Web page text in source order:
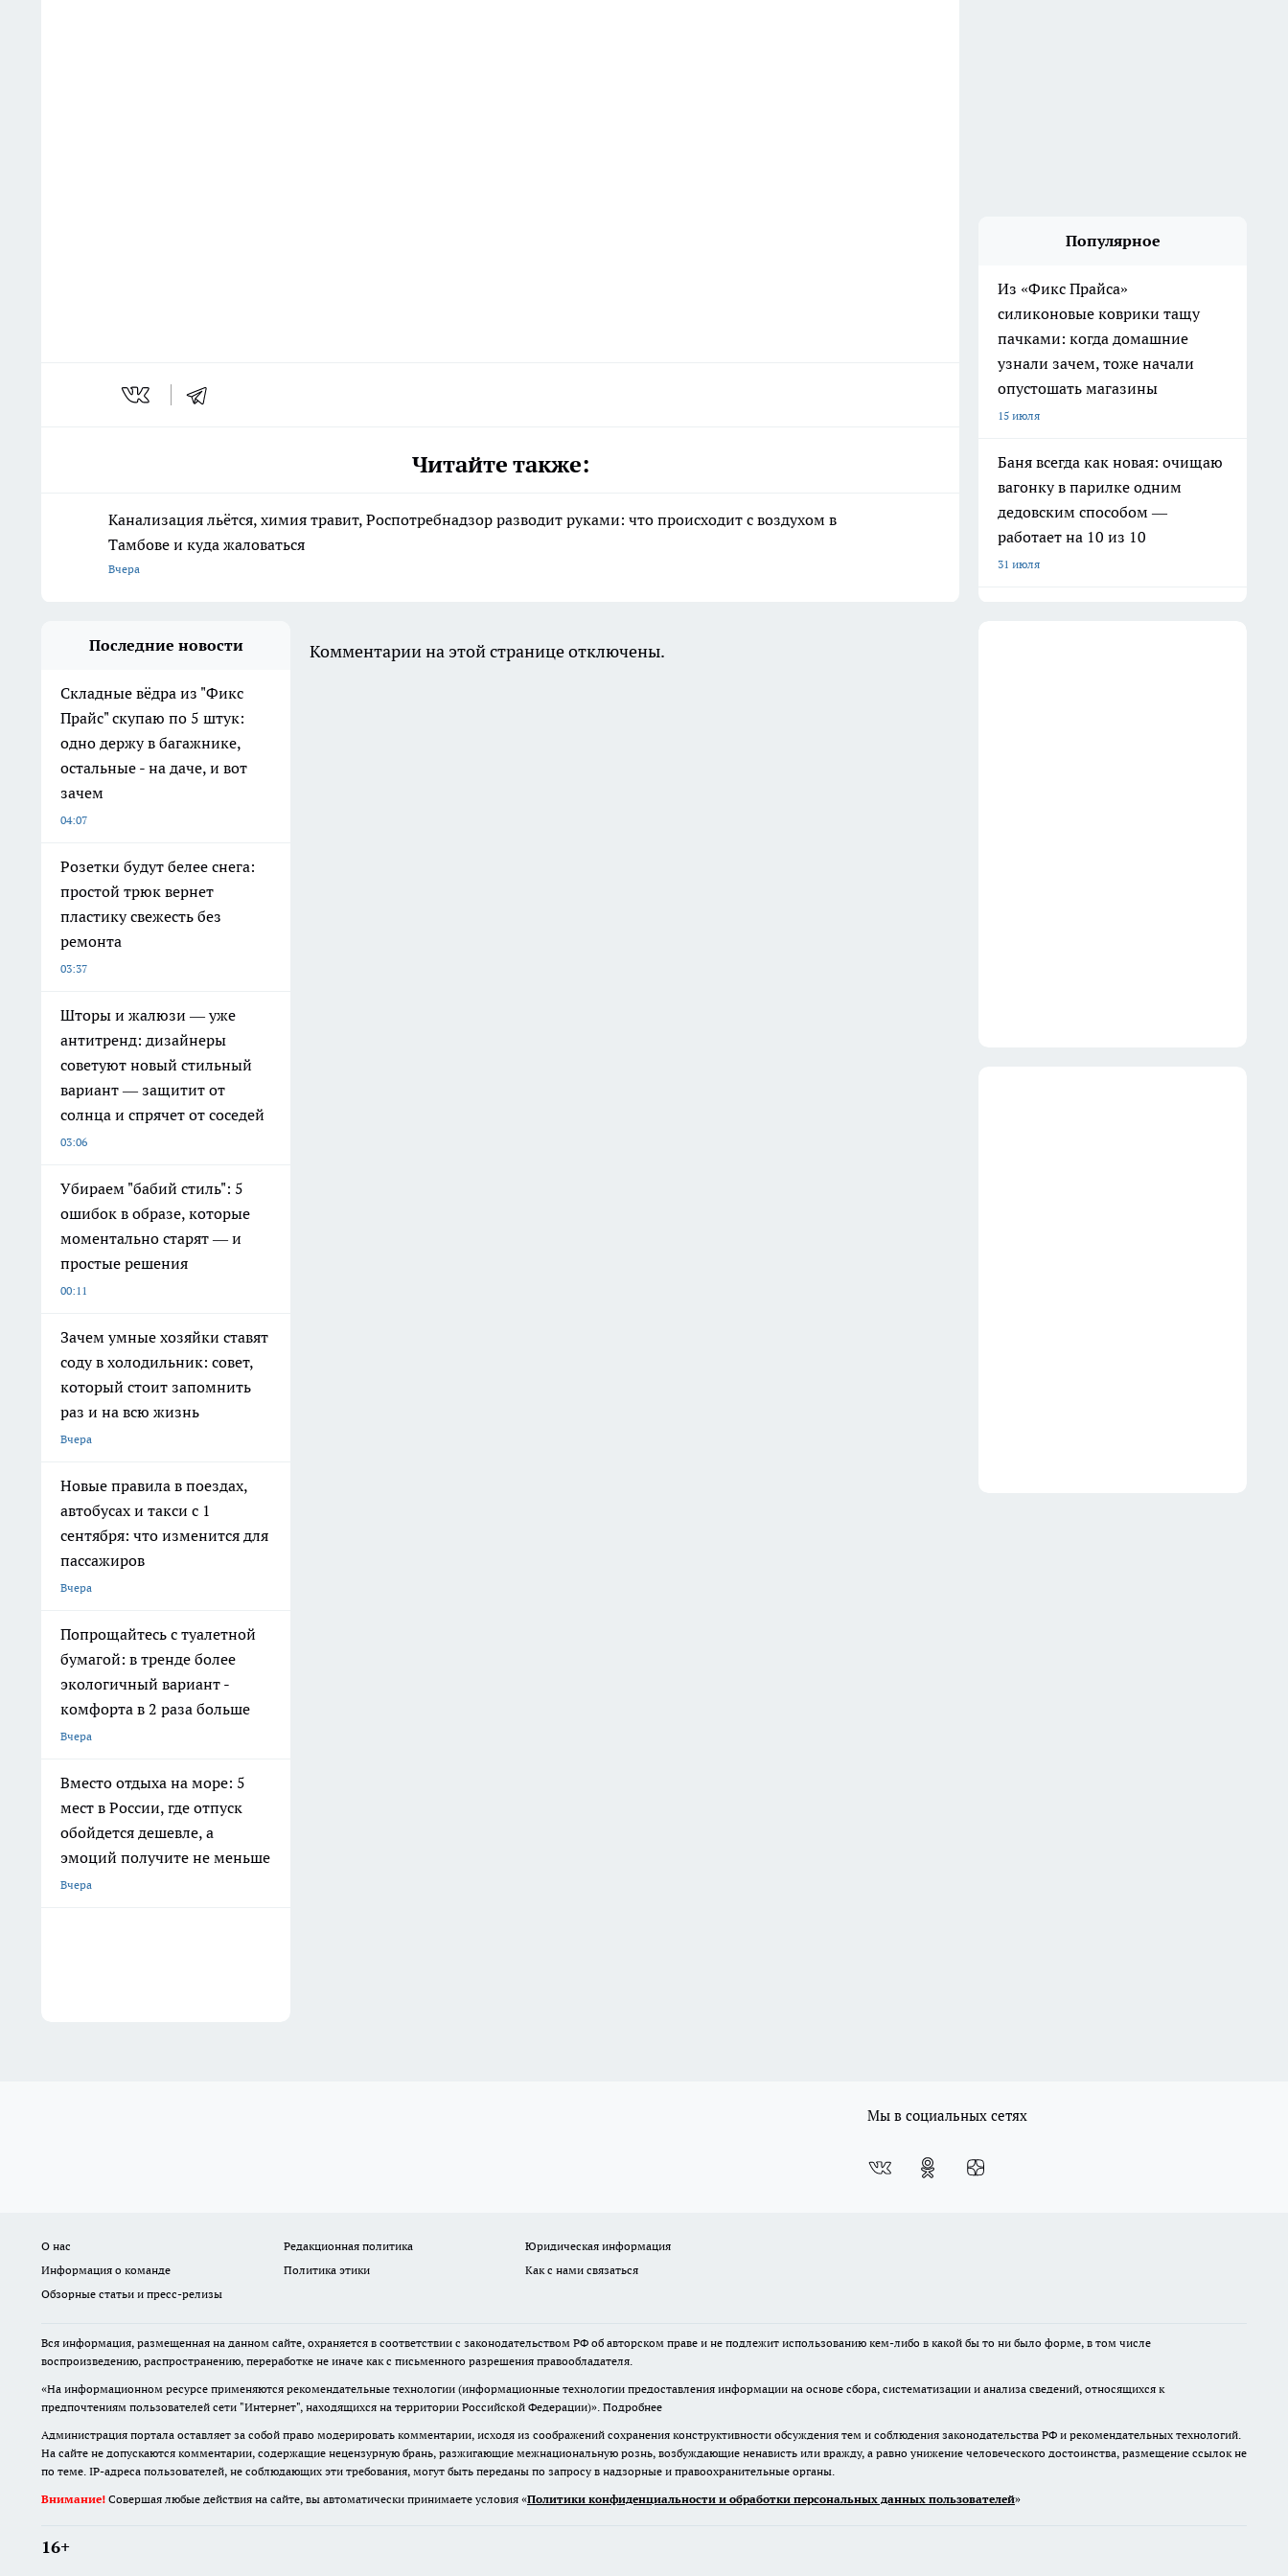
Читайте также:
Канализация льётся, химия травит, Роспотребнадзор разводит руками: что происходит с воздухом в
Тамбове и куда жаловаться
Вчера
Популярное
Из «Фикс Прайса»
силиконовые коврики тащу
пачками: когда домашние
узнали зачем, тоже начали
опустошать магазины
15 июля
Баня всегда как новая: очищаю
вагонку в парилке одним
дедовским способом —
работает на 10 из 10
31 июля
Последние новости
Складные вёдра из "Фикс
Прайс" скупаю по 5 штук:
одно держу в багажнике,
остальные - на даче, и вот
зачем
04:07
Розетки будут белее снега:
простой трюк вернет
пластику свежесть без
ремонта
03:37
Шторы и жалюзи — уже
антитренд: дизайнеры
советуют новый стильный
вариант — защитит от
солнца и спрячет от соседей
03:06
Убираем "бабий стиль": 5
ошибок в образе, которые
моментально старят — и
простые решения
00:11
Зачем умные хозяйки ставят
соду в холодильник: совет,
который стоит запомнить
раз и на всю жизнь
Вчера
Новые правила в поездах,
автобусах и такси с 1
сентября: что изменится для
пассажиров
Вчера
Попрощайтесь с туалетной
бумагой: в тренде более
экологичный вариант -
комфорта в 2 раза больше
Вчера
Вместо отдыха на море: 5
мест в России, где отпуск
обойдется дешевле, а
эмоций получите не меньше
Вчера
Комментарии на этой странице отключены.
Мы в социальных сетях
О нас Редакционная политика
Юридическая информация
Информация о команде
Политика этики
Как с нами связаться
Обзорные статьи и пресс-релизы
Вся информация, размещенная на данном сайте, охраняется в соответствии с законодательством РФ об авторском праве и не подлежит использованию кем-либо в какой бы то ни было форме, в том числе
воспроизведению, распространению, переработке не иначе как с письменного разрешения правообладателя.
«На информационном ресурсе применяются рекомендательные технологии (информационные технологии предоставления информации на основе сбора, систематизации и анализа сведений, относящихся к
предпочтениям пользователей сети "Интернет", находящихся на территории Российской Федерации)». Подробнее
Администрация портала оставляет за собой право модерировать комментарии, исходя из соображений сохранения конструктивности обсуждения тем и соблюдения законодательства РФ и рекомендательных технологий.
На сайте не допускаются комментарии, содержащие нецензурную брань, разжигающие межнациональную рознь, возбуждающие ненависть или вражду, а равно унижение человеческого достоинства, размещение ссылок не
по теме. IP-адреса пользователей, не соблюдающих эти требования, могут быть переданы по запросу в надзорные и правоохранительные органы.
Внимание! Совершая любые действия на сайте, вы автоматически принимаете условия «Политики конфиденциальности и обработки персональных данных пользователей»
16+